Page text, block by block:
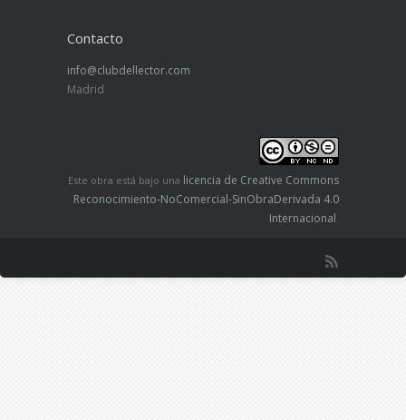
Contacto
info@clubdellector.com
Madrid
Este obra está bajo una licencia de Creative Commons
Reconocimiento-NoComercial-SinObraDerivada 4.0
Internacional